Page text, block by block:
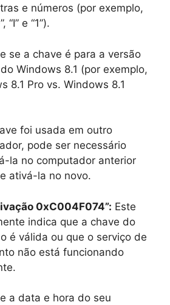
e números (por exemplo,
“I” e “1”).
se a chave é para a versão
Windows 8.1 (por exemplo,
8.1 Pro vs. Windows 8.1
foi usada em outro
pode ser necessário
la no computador anterior
ativá-la no novo.
0xC004F074”: Este
indica que a chave do
é válida ou que o serviço de
não está funcionando
a data e hora do seu